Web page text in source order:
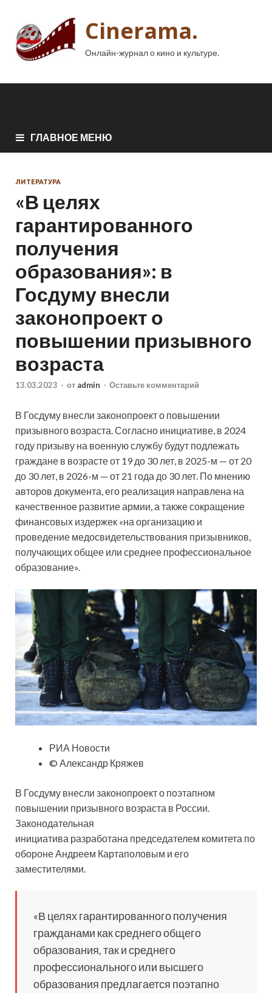
Cinerama.
Онлайн-журнал о кино и культуре.
ГЛАВНОЕ МЕНЮ
ЛИТЕРАТУРА
«В целях
гарантированного
получения
образования»: в
Госдуму внесли
законопроект о
повышении призывного
возраста
13.03.2023 - от admin - Оставьте комментарий
В Госдуму внесли законопроект о повышении
призывного возраста. Согласно инициативе, в 2024
году призыву на военную службу будут подлежать
граждане в возрасте от 19 до 30 лет, в 2025-м — от 20
до 30 лет, в 2026-м — от 21 года до 30 лет. По мнению
авторов документа, его реализация направлена на
качественное развитие армии, а также сокращение
финансовых издержек «на организацию и
проведение медосвидетельствования призывников,
получающих общее или среднее профессиональное
образование».
РИА Новости
© Александр Кряжев
В Госдуму внесли законопроект о поэтапном
повышении призывного возраста в России.
Законодательная
инициатива разработана председателем комитета по
обороне Андреем Картаполовым и его
заместителями.
«В целях гарантированного получения
гражданами как среднего общего
образования, так и среднего
профессионального или высшего
образования предлагается поэтапно